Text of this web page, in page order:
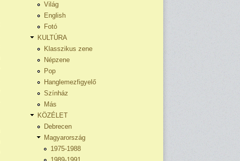
Világ
English
Fotó
KULTÚRA
Klasszikus zene
Népzene
Pop
Hanglemezfigyelő
Színház
Más
KÖZÉLET
Debrecen
Magyarország
1975-1988